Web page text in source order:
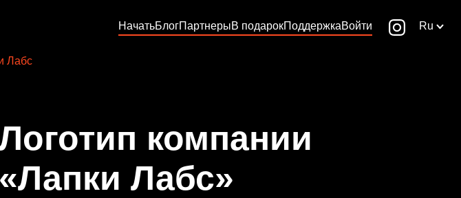
НачатьБлогПартнерыВ подарокПоддержкаВойти Ru
Лабс
компании
«Лапки Лабс»